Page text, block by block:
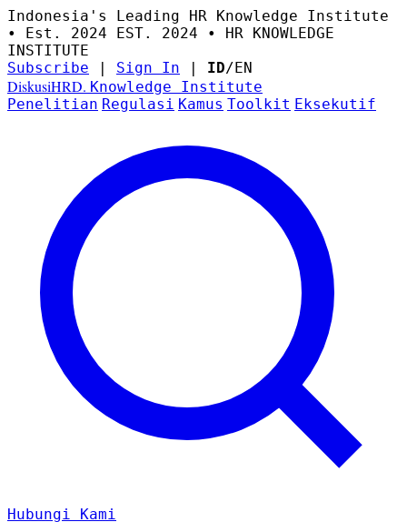
Indonesia's Leading HR Knowledge Institute
• Est. 2024
EST. 2024 • HR KNOWLEDGE
INSTITUTE
Subscribe
| Sign In | ID/EN
DiskusiHRD. Knowledge Institute
Penelitian Regulasi Kamus Toolkit Eksekutif
Hubungi Kami